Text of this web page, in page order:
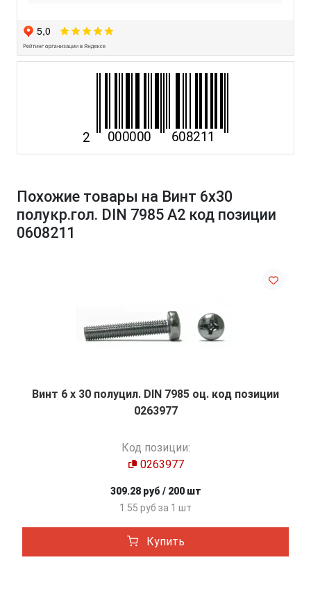
Похожие товары на Винт 6х30
полукр.гол. DIN 7985 A2 код позиции
0608211
Винт 6 х 30 полуцил. DIN 7985 оц. код позиции
0263977
Код позиции:
0263977
309.28 руб / 200 шт
1.55 руб за 1 шт
Купить